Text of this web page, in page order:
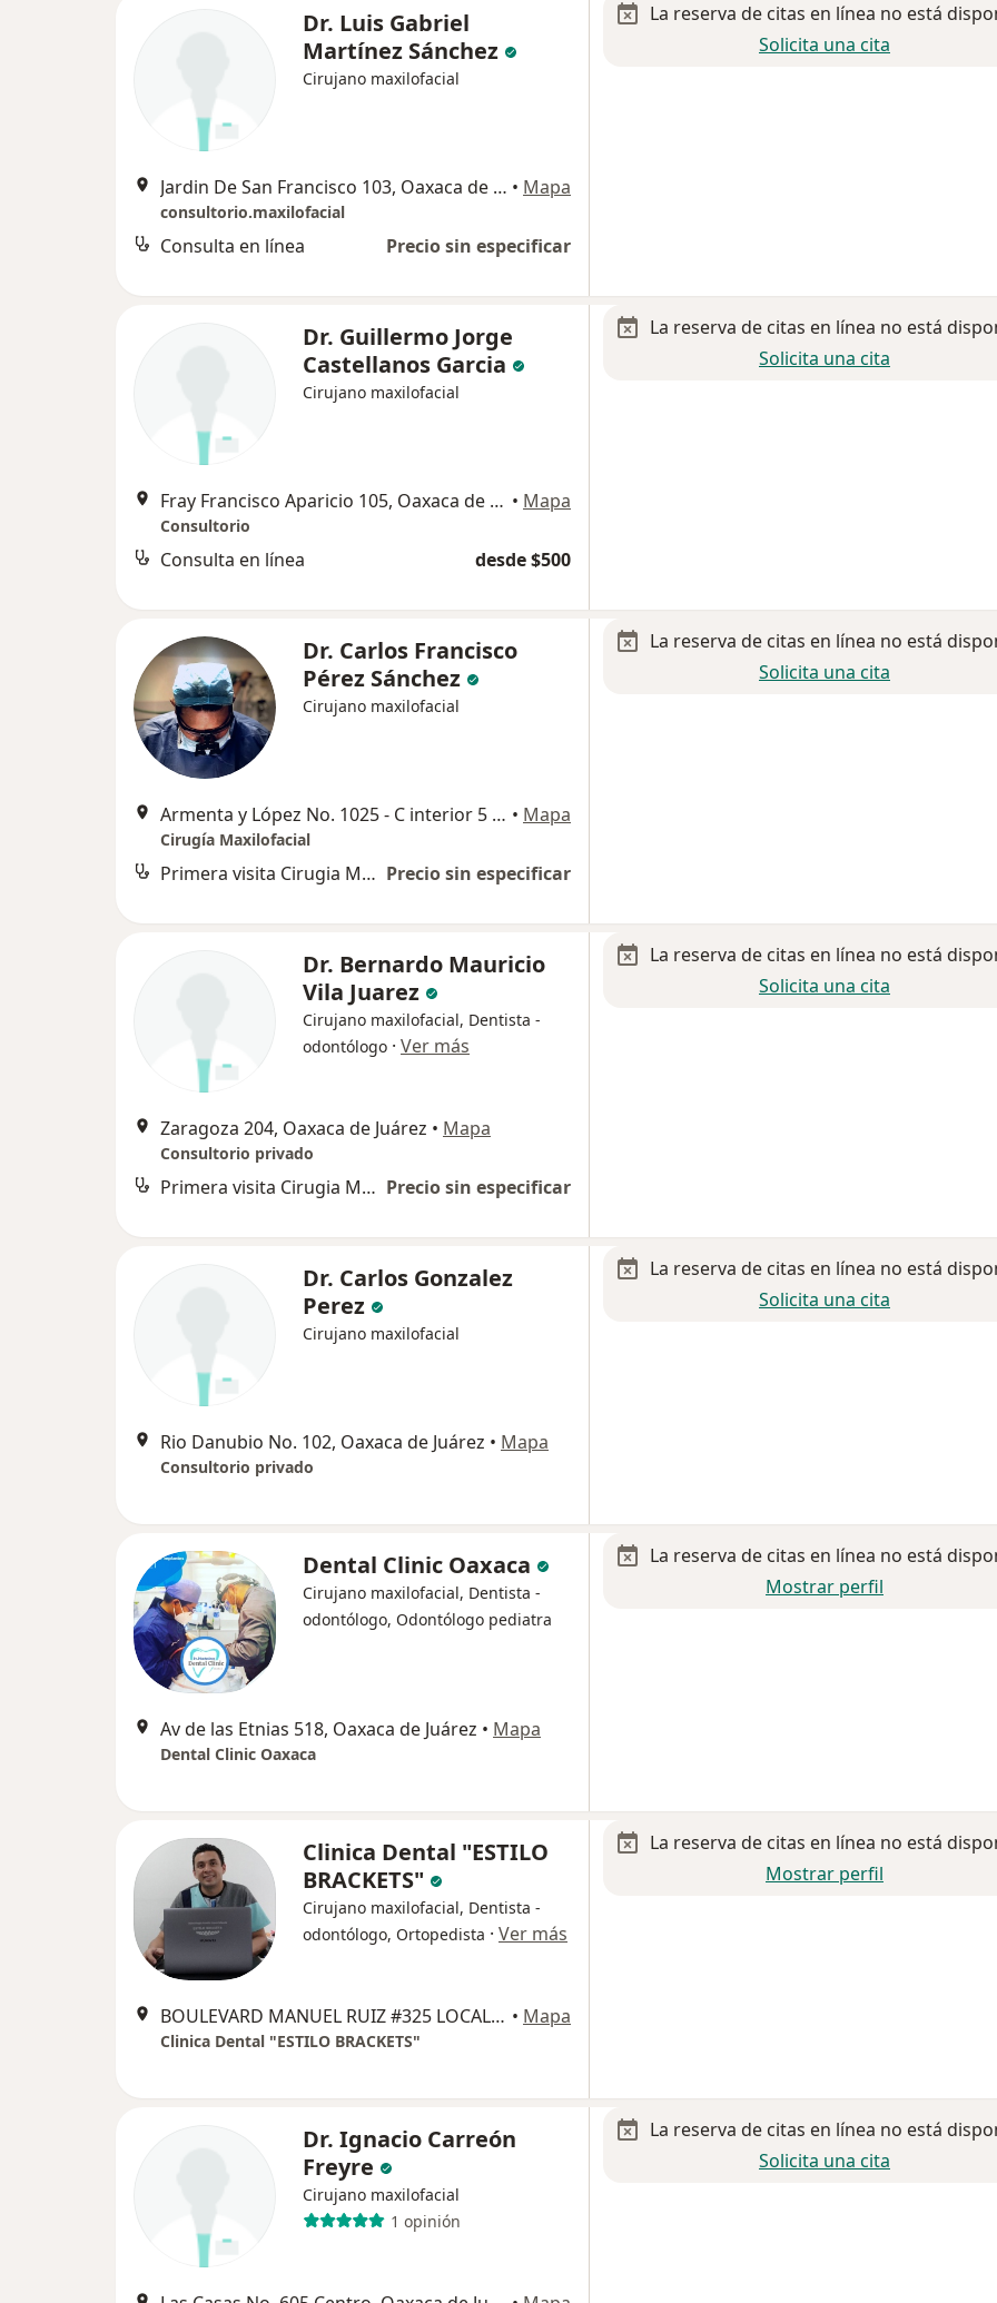
Dr. Luis Gabriel
Martínez Sánchez
Cirujano maxilofacial
Jardin De San Francisco 103, Oaxaca de Juárez • Mapa
consultorio.maxilofacial
Consulta en línea Precio sin especificar
La reserva de citas en línea no está
Solicita una cita
Dr. Guillermo Jorge
Castellanos Garcia
Cirujano maxilofacial
Fray Francisco Aparicio 105, Oaxaca de Juárez • Mapa
Consultorio
Consulta en línea desde $500
La reserva de citas en línea no está
Solicita una cita
Dr. Carlos Francisco
Pérez Sánchez
Cirujano maxilofacial
Armenta y López No. 1025 - C interior 5 Col. Centro Oaxaca de Juárez, Barrio De La Noria, Oaxaca de Juárez, Oaxaca de Juárez • Mapa
Cirugía Maxilofacial
Primera visita Cirugia Maxilofacial Precio sin especificar
La reserva de citas en línea no está
Solicita una cita
Dr. Bernardo Mauricio
Vila Juarez
Cirujano maxilofacial, Dentista -
odontólogo · Ver más
Zaragoza 204, Oaxaca de Juárez • Mapa
Consultorio privado
Primera visita Cirugia Maxilofacial Precio sin especificar
La reserva de citas en línea no está
Solicita una cita
Dr. Carlos Gonzalez
Perez
Cirujano maxilofacial
Rio Danubio No. 102, Oaxaca de Juárez • Mapa
Consultorio privado
La reserva de citas en línea no está
Solicita una cita
Dental Clinic Oaxaca
Cirujano maxilofacial, Dentista -
odontólogo, Odontólogo pediatra
Av de las Etnias 518, Oaxaca de Juárez • Mapa
Dental Clinic Oaxaca
La reserva de citas en línea no está
Mostrar perfil
Clinica Dental "ESTILO
BRACKETS"
Cirujano maxilofacial, Dentista -
odontólogo, Ortopedista · Ver más
BOULEVARD MANUEL RUIZ #325 LOCAL 7 ALTOS COLONIA REFORMA. ESQUINA CON DIAGONAL DE MARGARITAS, Oaxaca de Juárez • Mapa
Clinica Dental "ESTILO BRACKETS"
La reserva de citas en línea no está
Mostrar perfil
Dr. Ignacio Carreón
Freyre
Cirujano maxilofacial
1 opinión
La reserva de citas en línea no está
Solicita una cita